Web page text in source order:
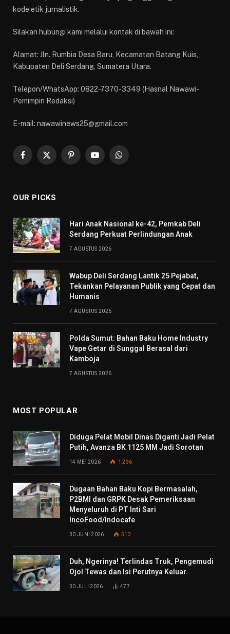
kode etik jurnalistik.
Silakan hubungi kami melalui kontak di bawah ini:
Alamat: Jln. Rumbia Desa Baru, Kecamatan Batang Kuis,
Kabupaten Deli Serdang, Sumatera Utara.
Telepon/WhatsApp: 0822-7370-3349 (Hasnal Nawawi -
Pemimpin Redaksi)
E-mail: nawawinews25@gmail.com
Facebook
X
PinterestYouTubeWhatsApp
OUR PICKS
Hari Anak Nasional ke-42, Pemkab Deli
Serdang Perkuat Perlindungan Anak
7 AGUSTUS 2026
Wabup Deli Serdang Lantik 25 Pejabat,
Tekankan Pelayanan Publik yang Cepat dan
Humanis
7 AGUSTUS 2026
Polda Sumut: Bahan Baku Home Industry
Vape Getar di Sunggal Berasal dari
Kamboja
7 AGUSTUS 2026
MOST POPULAR
Diduga Pelat Mobil Dinas Diganti Jadi Pelat
Putih, Avanza BK 1125 MM Jadi Sorotan
14 MEI 2026 1,236
Dugaan Bahan Baku Kopi Bermasalah,
P2BMI dan GRPK Desak Pemeriksaan
Menyeluruh di PT Inti Sari
IncoFood/Indocafe
30 JUNI 2026 513
Duh, Ngerinya! Terlindas Truk, Pengemudi
Ojol Tewas dan Isi Perutnya Keluar
30 JULI 2026 477